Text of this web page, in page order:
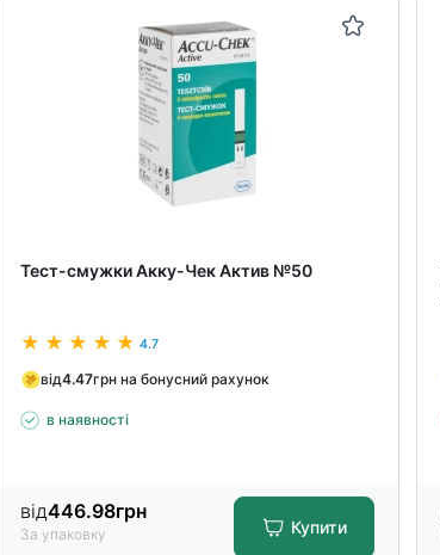
Тест-смужки Акку-Чек Актив №50
4.7
від4.47грн на бонусний рахунок
в наявності
від446.98грн
За упаковку Купити